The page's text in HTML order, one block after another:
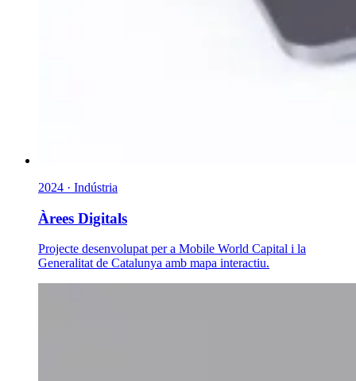
2024 · Indústria
Àrees Digitals
Projecte desenvolupat per a Mobile World Capital i la
Generalitat de Catalunya amb mapa interactiu.